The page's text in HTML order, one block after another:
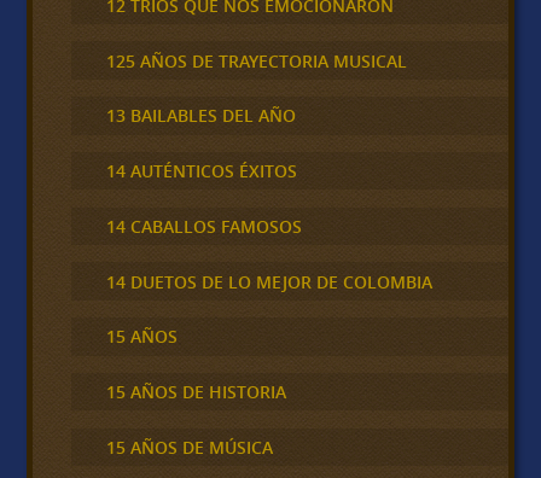
12 TRÍOS QUE NOS EMOCIONARON
125 AÑOS DE TRAYECTORIA MUSICAL
13 BAILABLES DEL AÑO
14 AUTÉNTICOS ÉXITOS
14 CABALLOS FAMOSOS
14 DUETOS DE LO MEJOR DE COLOMBIA
15 AÑOS
15 AÑOS DE HISTORIA
15 AÑOS DE MÚSICA